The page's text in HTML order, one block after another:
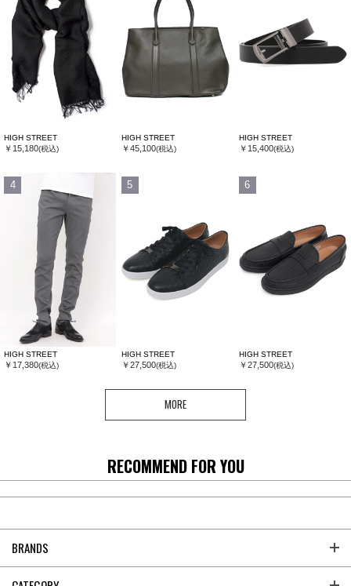
HIGH STREET
￥15,180(税込)
HIGH STREET
￥45,100(税込)
HIGH STREET
￥15,400(税込)
4
HIGH STREET
￥17,380(税込)
5
HIGH STREET
￥27,500(税込)
6
HIGH STREET
￥27,500(税込)
MORE
RECOMMEND FOR YOU
BRANDS